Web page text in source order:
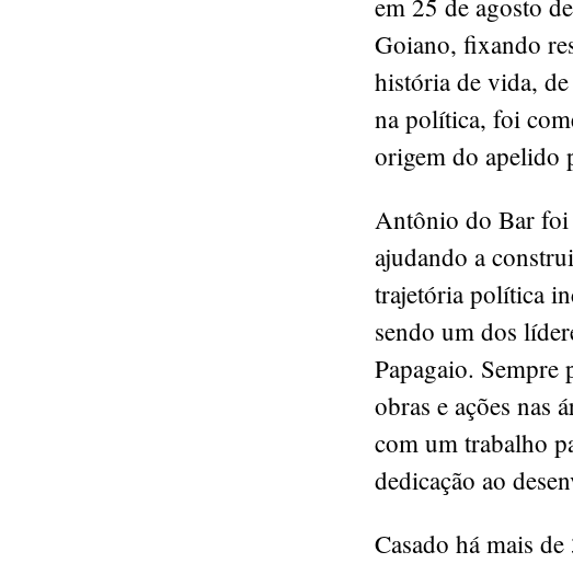
em 25 de agosto
Goiano, fixando
história de vida,
na política, foi
origem do apelido
Antônio do Bar foi
ajudando a
trajetória política
sendo um dos
Papagaio. Sempre
obras e ações nas
com um trabalho
dedicação ao
Casado há mais